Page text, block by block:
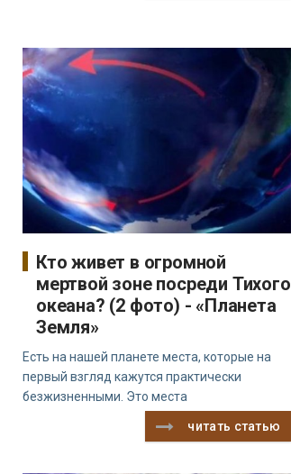
Кто живет в огромной
мертвой зоне посреди Тихого
океана? (2 фото) - «Планета
Земля»
Есть на нашей планете места, которые на
первый взгляд кажутся практически
безжизненными. Это места
читать статью